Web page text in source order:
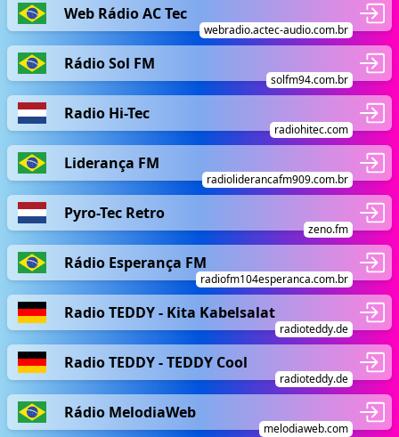
Web Rádio AC Tec
webradio.actec-audio.com.br
Rádio Sol FM
solfm94.com.br
Radio Hi-Tec
radiohitec.com
Liderança FM
radioliderancafm909.com.br
Pyro-Tec Retro
zeno.fm
Rádio Esperança FM
radiofm104esperanca.com.br
Radio TEDDY - Kita Kabelsalat
radioteddy.de
Radio TEDDY - TEDDY Cool
radioteddy.de
Rádio MelodiaWeb
melodiaweb.com